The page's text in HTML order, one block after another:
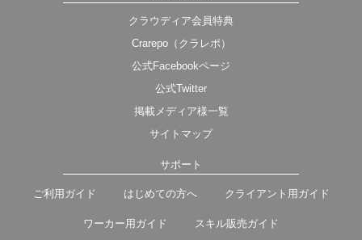
クラウディア会員特典
Crarepo（クラレポ）
公式Facebookページ
公式Twitter
掲載メディア様一覧
サイトマップ
サポート
ご利用ガイド はじめての方へ クライアント用ガイド
ワーカー用ガイド スキル販売ガイド